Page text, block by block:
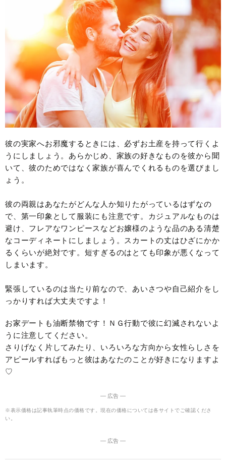
彼の実家へお邪魔するときには、必ずお土産を持って行くよ
うにしましょう。あらかじめ、家族の好きなものを彼から聞
いて、彼のためではなく家族が喜んでくれるものを選びまし
ょう。
彼の両親はあなたがどんな人か知りたがっているはずなの
で、第一印象として服装にも注意です。カジュアルなものは
避け、フレアなワンピースなどお嬢様のような品のある清楚
なコーディネートにしましょう。スカートの丈はひざにかか
るくらいが絶対です。短すぎるのはとても印象が悪くなって
しまいます。
緊張しているのは当たり前なので、あいさつや自己紹介をし
っかりすれば大丈夫ですよ！
お家デートも油断禁物です！ＮＧ行動で彼に幻滅されないよ
うに注意してください。
さりげなく片してみたり、いろいろな方向から女性らしさを
アピールすればもっと彼はあなたのことが好きになりますよ
♡
― 広告 ―
※表示価格は記事執筆時点の価格です。現在の価格については各サイトでご確認くださ
い。
― 広告 ―